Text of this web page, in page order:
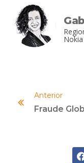
Nokia
Anterior